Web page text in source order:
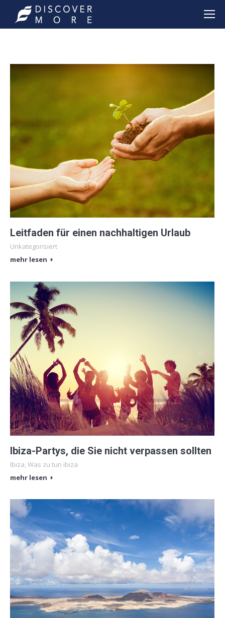
Leitfaden für einen nachhaltigen Urlaub
Unkategorisiert
mehr lesen
Ibiza-Partys, die Sie nicht verpassen sollten
Ibiza Was zu tun ibiza
mehr lesen